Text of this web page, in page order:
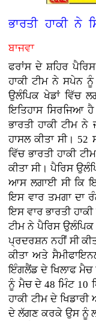
ਭਾਰਤੀ ਹਾਕੀ ਨੇ
ਬਾਜਵਾ
ਫਰਾਂਸ ਦੇ ਸ਼ਹਿਰ
ਹਾਕੀ ਟੀਮ ਨੇ ਸਪੇਨ
ਉਲੰਪਿਕ ਖੇਡਾਂ ਵਿੱਚ
ਇਤਿਹਾਸ ਸਿਰਜਿਆ
ਭਾਰਤੀ ਹਾਕੀ ਟੀਮ
ਹਾਸਲ ਕੀਤਾ ਸੀ। 52
ਵਿੱਚ ਭਾਰਤੀ ਹਾਕੀ
ਕੀਤਾ ਸੀ। ਪੈਰਿਸ
ਆਸ ਲਗਾਈ ਸੀ ਕਿ
ਇਸ ਵਾਰ ਤਮਗਾ ਦਾ
ਇਸ ਵਾਰ ਭਾਰਤੀ
ਟੀਮ ਨੇ ਪੈਰਿਸ
ਪ੍ਰਦਰਸ਼ਨ ਨਹੀਂ ਸੀ
ਕੀਤਾ ਅਤੇ
ਇੰਗਲੈਂਡ ਦੇ ਖਿਲਾਫ ਮੈਚ
ਨੂੰ ਮੈਚ ਦੇ 48 ਮਿੰਟ 10
ਹਾਕੀ ਟੀਮ ਦੇ
ਦੇ ਲੱਗਣ ਕਰਕੇ ਉਸ ਨੂੰ